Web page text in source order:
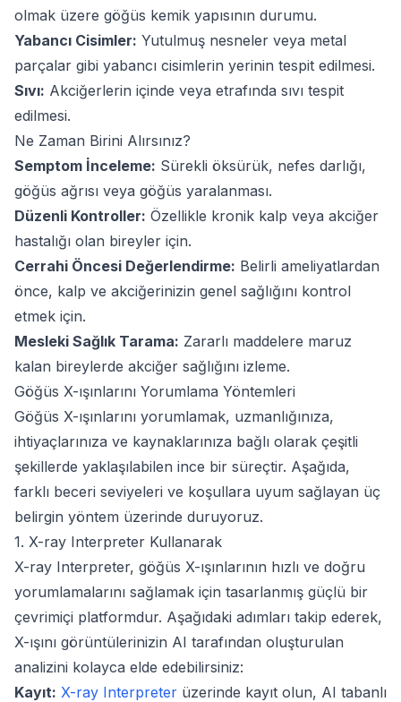
olmak üzere göğüs kemik yapısının durumu.
Yabancı Cisimler: Yutulmuş nesneler veya metal
parçalar gibi yabancı cisimlerin yerinin tespit edilmesi.
Sıvı: Akciğerlerin içinde veya etrafında sıvı tespit
edilmesi.
Ne Zaman Birini Alırsınız?
Semptom İnceleme: Sürekli öksürük, nefes darlığı,
göğüs ağrısı veya göğüs yaralanması.
Düzenli Kontroller: Özellikle kronik kalp veya akciğer
hastalığı olan bireyler için.
Cerrahi Öncesi Değerlendirme: Belirli ameliyatlardan
önce, kalp ve akciğerinizin genel sağlığını kontrol
etmek için.
Mesleki Sağlık Tarama: Zararlı maddelere maruz
kalan bireylerde akciğer sağlığını izleme.
Göğüs X-ışınlarını Yorumlama Yöntemleri
Göğüs X-ışınlarını yorumlamak, uzmanlığınıza,
ihtiyaçlarınıza ve kaynaklarınıza bağlı olarak çeşitli
şekillerde yaklaşılabilen ince bir süreçtir. Aşağıda,
farklı beceri seviyeleri ve koşullara uyum sağlayan üç
belirgin yöntem üzerinde duruyoruz.
1. X-ray Interpreter Kullanarak
X-ray Interpreter, göğüs X-ışınlarının hızlı ve doğru
yorumlamalarını sağlamak için tasarlanmış güçlü bir
çevrimiçi platformdur. Aşağıdaki adımları takip ederek,
X-ışını görüntülerinizin AI tarafından oluşturulan
analizini kolayca elde edebilirsiniz:
Kayıt: X-ray Interpreter üzerinde kayıt olun, AI tabanlı